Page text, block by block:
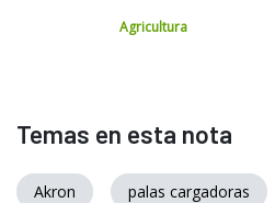
Agricultura
Temas en esta nota
Akron palas cargadoras